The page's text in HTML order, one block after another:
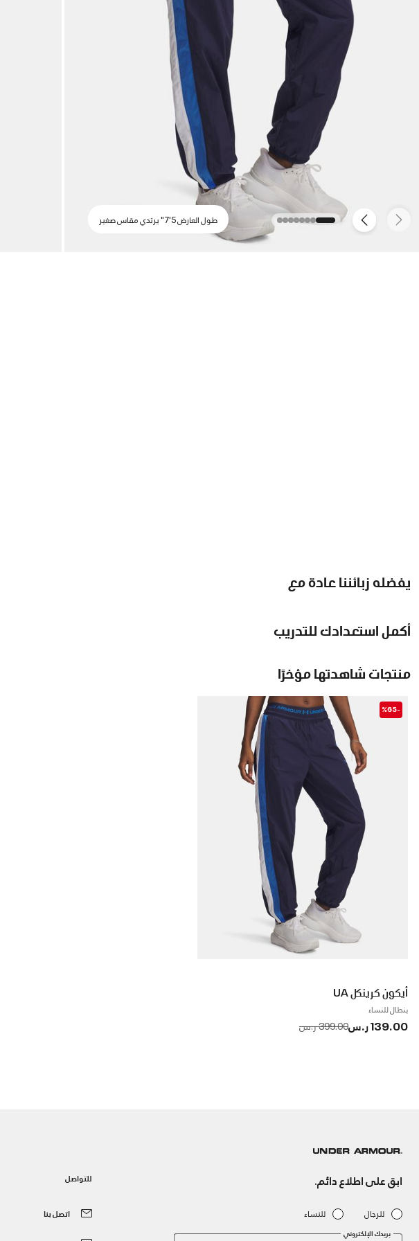
طول العارض 5'7" يرتدي مقاس صغير
يفضله زبائننا عادة مع
أكمل استعدادك للتدريب
منتجات شاهدتها مؤخرًا
-%65
أيكون كرينكل UA
بنطال للنساء
139.00 ر.س Price reduced from
399.00 ر.س to
ابق على اطلاع دائم.
للرجال للنساء
بريدك الإلكتروني
للتواصل
اتصل بنا